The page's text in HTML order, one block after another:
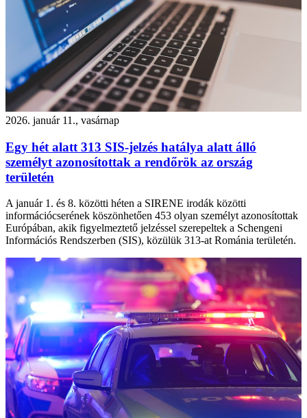
2026. január 11., vasárnap
Egy hét alatt 313 SIS-jelzés hatálya alatt álló
személyt azonosítottak a rendőrök az ország
területén
A január 1. és 8. közötti héten a SIRENE irodák közötti
információcserének köszönhetően 453 olyan személyt azonosítottak
Európában, akik figyelmeztető jelzéssel szerepeltek a Schengeni
Információs Rendszerben (SIS), közülük 313-at Románia területén.